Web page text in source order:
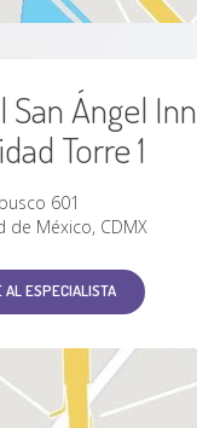
San Ángel Inn
Torre 1
601
de México, CDMX
AL ESPECIALISTA